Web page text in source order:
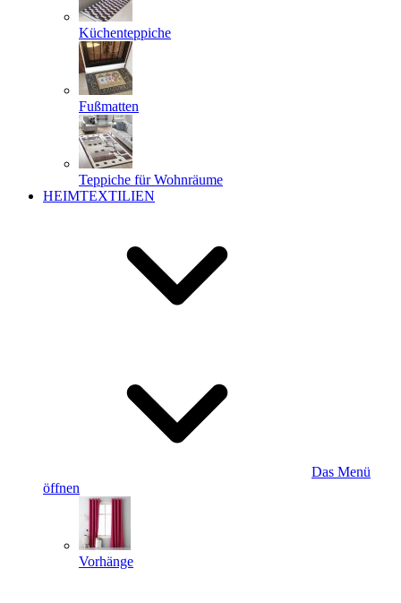
Küchenteppiche
Fußmatten
Teppiche für Wohnräume
HEIMTEXTILIEN
Das Menü
öffnen
Vorhänge